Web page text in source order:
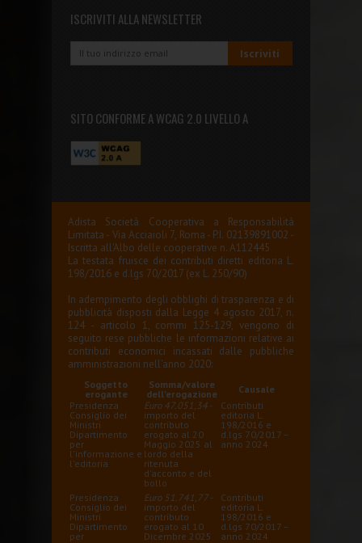
ISCRIVITI ALLA NEWSLETTER
SITO CONFORME A WCAG 2.0 LIVELLO A
Adista Società Cooperativa a Responsabilità
Limitata - Via Acciaioli 7, Roma - P.I. 02139891002 -
Iscritta all'Albo delle cooperative n. A112445
La testata fruisce dei contributi diretti editoria L.
198/2016 e d.lgs 70/2017 (ex L. 250/90)
In adempimento degli obblighi di trasparenza e di
pubblicità disposti dalla Legge 4 agosto 2017, n.
124 - articolo 1, commi 125-129, vengono di
seguito rese pubbliche le informazioni relative ai
contributi economici incassati dalle pubbliche
amministrazioni nell'anno 2020:
Soggetto
erogante
Somma/valore
dell'erogazione
Causale
Presidenza
Consiglio dei
Ministri
Dipartimento
per
l'informazione e
l'editoria
Euro 47.051,34 -
importo del
contributo
erogato al 20
Maggio 2025 al
lordo della
ritenuta
d'acconto e del
bollo
Contributi
editoria L.
198/2016 e
d.lgs 70/2017 –
anno 2024
Presidenza
Consiglio dei
Ministri
Dipartimento
per
Euro 51.741,77 -
importo del
contributo
erogato al 10
Dicembre 2025
Contributi
editoria L.
198/2016 e
d.lgs 70/2017 –
anno 2024